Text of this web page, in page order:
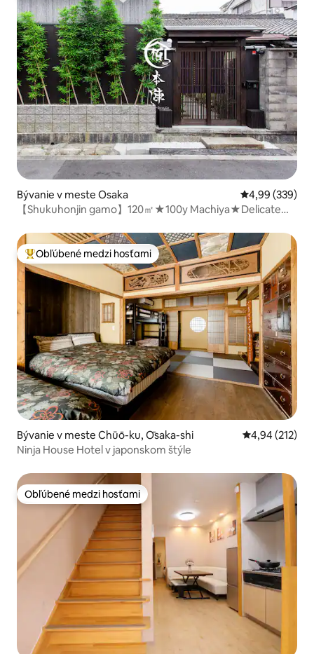
Bývanie v meste Osaka Priemerné
4,99 (339)
【Shukuhonjin gamo】120㎡★100y Machiya★Delicate
Najobľúbenejšie medzi hosťami
Obľúbené medzi hosťami
Bývanie v meste Chūō-ku, Ōsaka-shi Priemerné
4,94 (212)
Ninja House Hotel v japonskom štýle
Obľúbené medzi hosťami
Obľúbené medzi hosťami